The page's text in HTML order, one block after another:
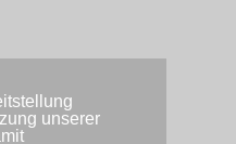
unserer